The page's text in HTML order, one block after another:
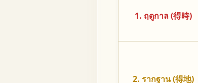
1. ฤดูกาล (得時)
2. รากฐาน (得地)